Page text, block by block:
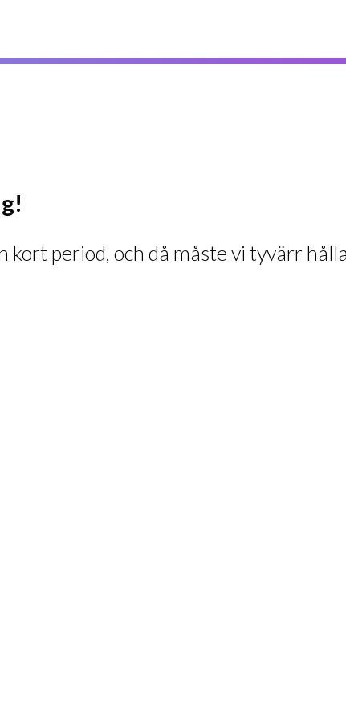
period, och då måste vi tyvärr